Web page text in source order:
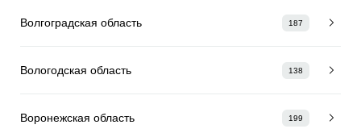
Волгоградская область 187
Вологодская область 138
Воронежская область 199